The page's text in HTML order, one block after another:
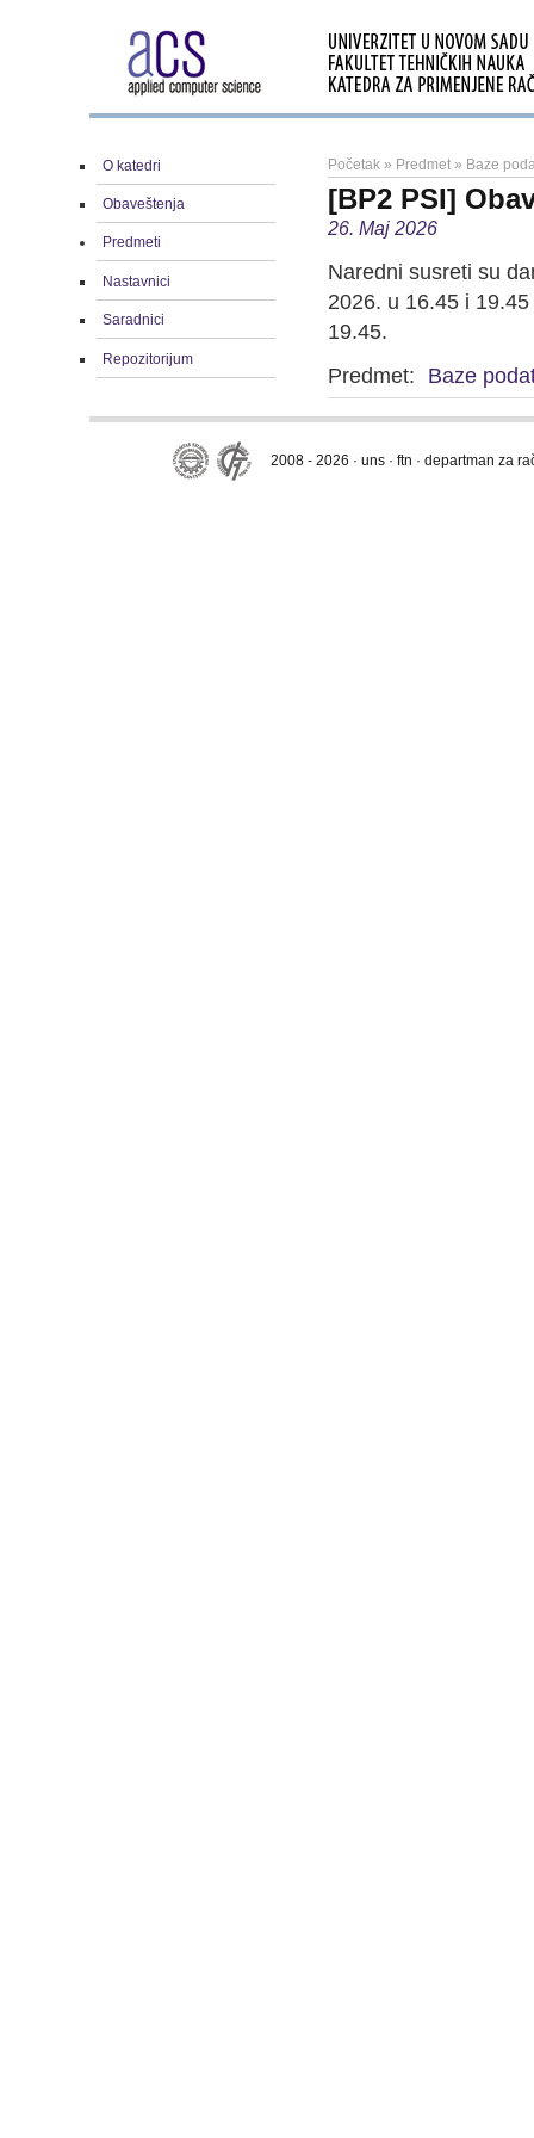
O katedri
Obaveštenja
Predmeti
Nastavnici
Saradnici
Repozitorijum
Početak » Predmet » Baze
[BP2 PSI]
26. Maj 2026
Naredni susreti su
2026. u 16.45 i
19.45.
Predmet:
Baze
2008 - 2026 · uns · ftn · departman za